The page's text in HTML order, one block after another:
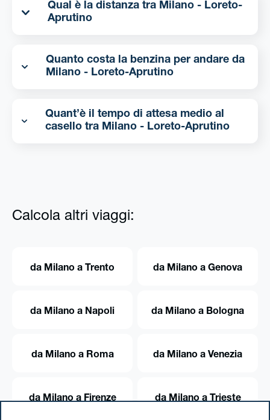
Qual è la distanza tra Milano - Loreto-
Aprutino
Quanto costa la benzina per andare da
Milano - Loreto-Aprutino
Quant’è il tempo di attesa medio al
casello tra Milano - Loreto-Aprutino
Calcola altri viaggi:
da Milano a Trento da Milano a Genova
da Milano a Napoli da Milano a Bologna
da Milano a Roma da Milano a Venezia
da Milano a Firenze da Milano a Trieste